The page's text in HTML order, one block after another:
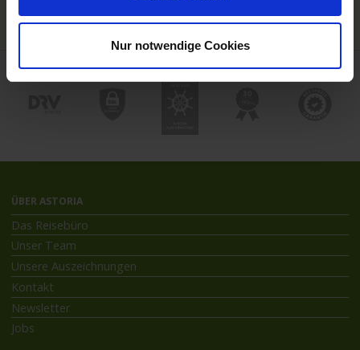
Nur notwendige Cookies
Kreuzfahrthäfen
ÜBER ASTORIA
Das Reisebüro
Unser Team
Unsere Auszeichnungen
Kontakt
Newsletter
Jobs